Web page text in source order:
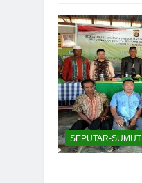
SEPUTAR-SUMUT